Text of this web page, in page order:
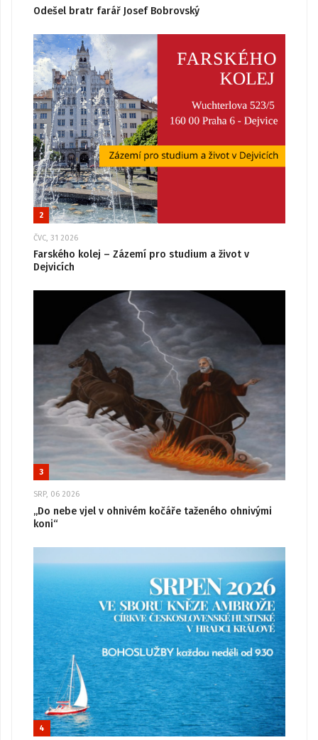
Odešel bratr farář Josef Bobrovský
2
ČVC, 31 2026
Farského kolej – Zázemí pro studium a život v
Dejvicích
3
SRP, 06 2026
„Do nebe vjel v ohnivém kočáře taženého ohnivými
koni“
4